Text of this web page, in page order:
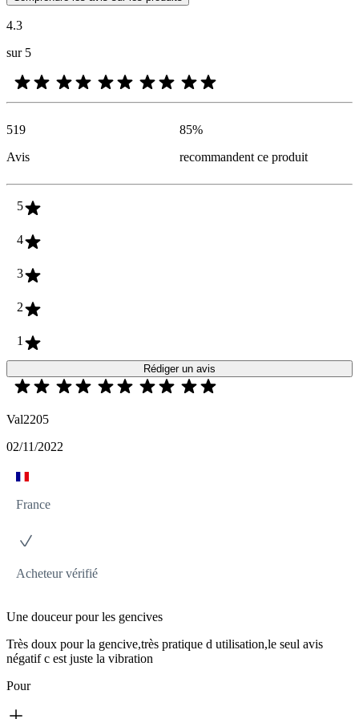
4.3
sur 5
519
Avis
85%
recommandent ce produit
5
4
3
2
1
Rédiger un avis
Val2205
02/11/2022
France
Acheteur vérifié
Une douceur pour les gencives
Très doux pour la gencive,très pratique d utilisation,le seul avis
négatif c est juste la vibration
Pour